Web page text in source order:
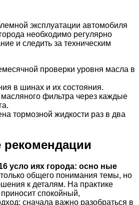
эксплуатации автомобиля
необходимо регулярно
и следить за техническим
проверки уровня масла в
в шинах и их состояния.
фильтра через каждые
тормозной жидкости раз в два
рекомендации
усло иях города: осно ные
только общего понимания темы, но
к деталям. На практике
спокойный,
сначала важно разобраться в